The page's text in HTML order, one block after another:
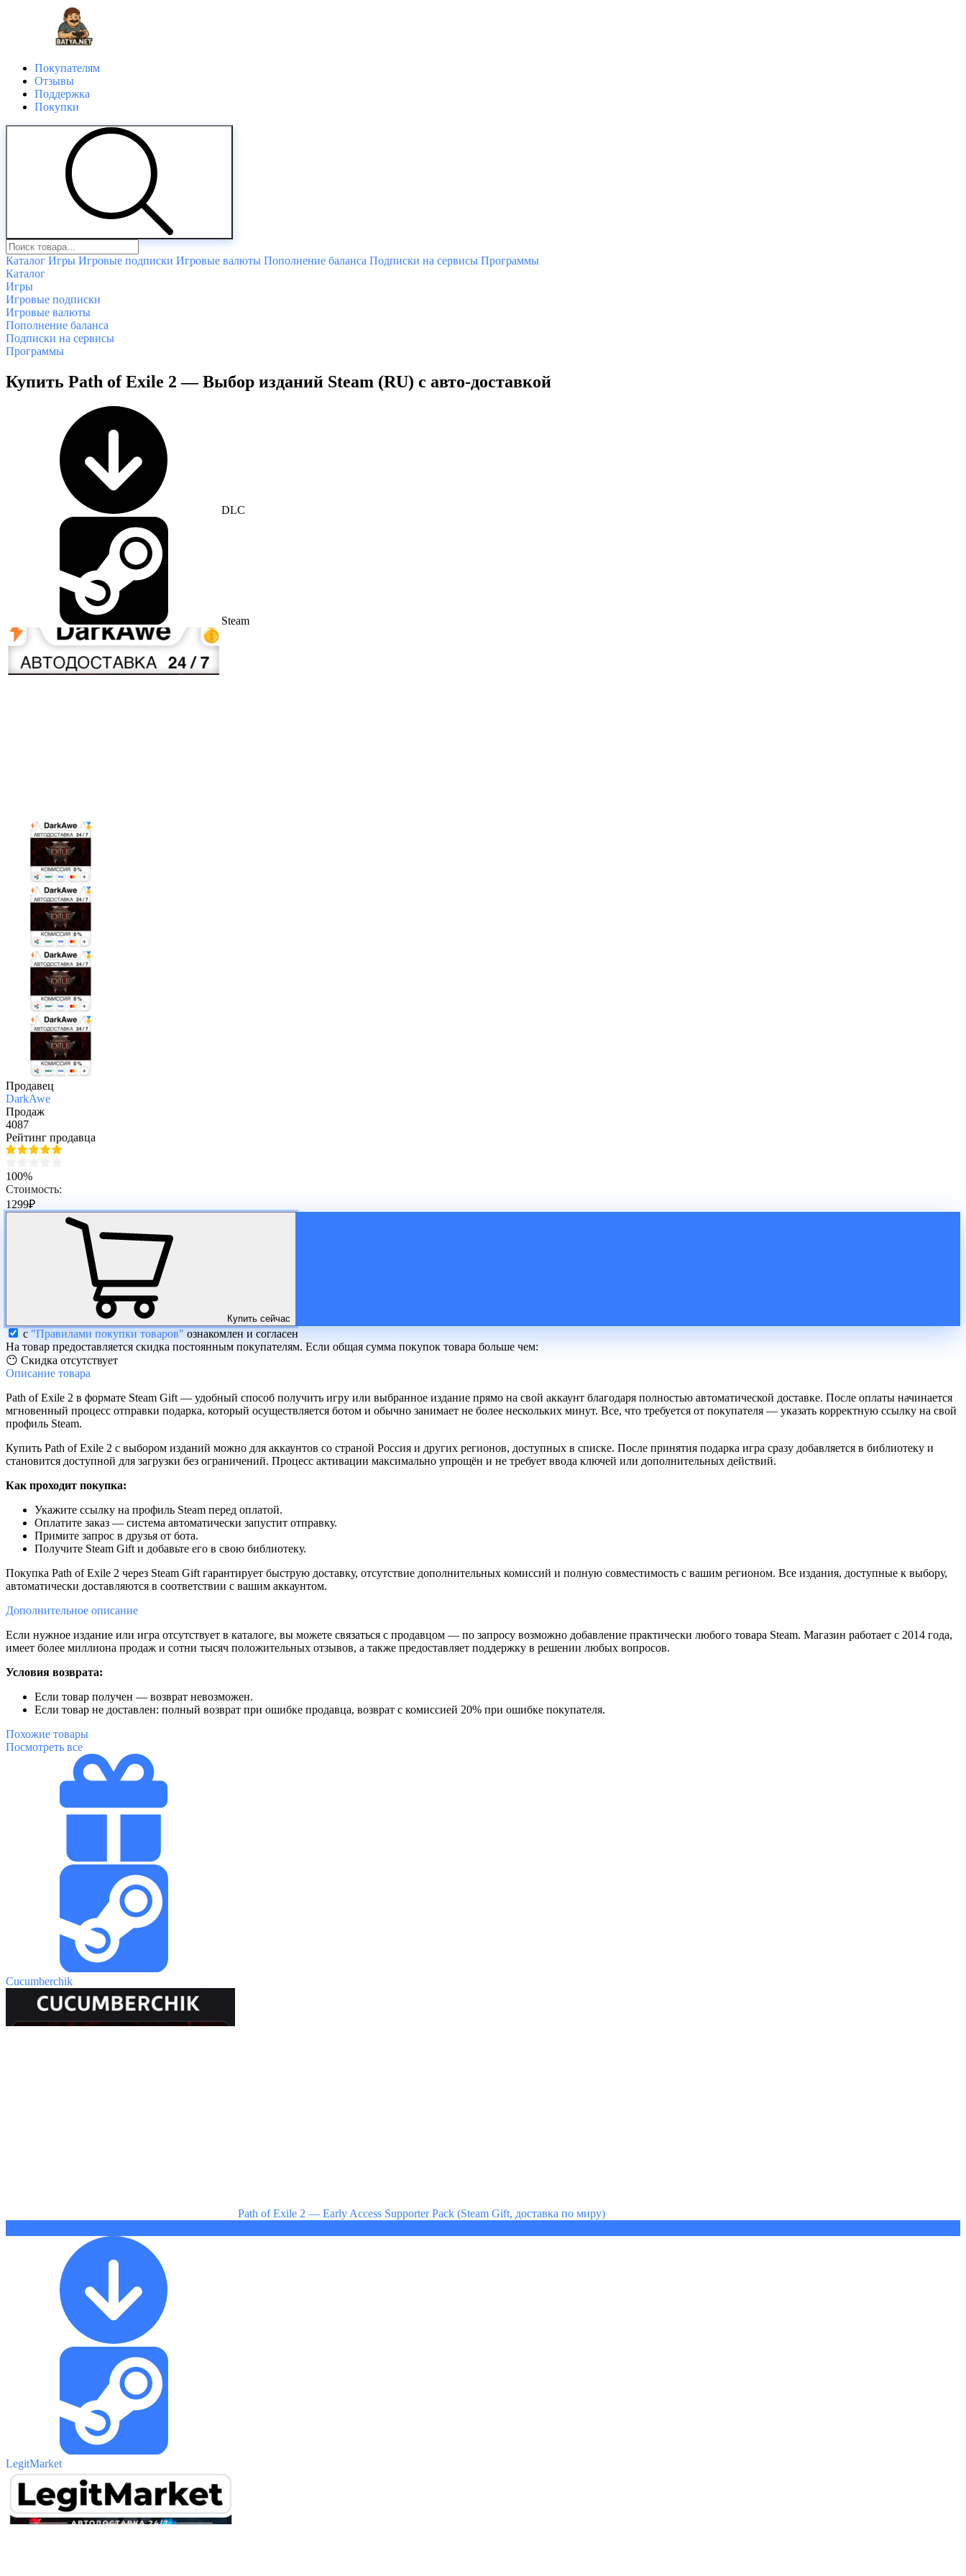
Покупателям
Отзывы
Поддержка
Покупки
Каталог Игры Игровые подписки Игровые валюты Пополнение баланса Подписки на сервисы Программы
Каталог
Игры
Игровые подписки
Игровые валюты
Пополнение баланса
Подписки на сервисы
Программы
Купить Path of Exile 2 — Выбор изданий Steam (RU) с авто-доставкой
DLC
Steam
Продавец
DarkAwe
Продаж
4087
Рейтинг продавца
100%
Стоимость:
1299₽
Купить сейчас
с "Правилами покупки товаров" ознакомлен и согласен
На товар предоставляется скидка постоянным покупателям. Если общая сумма покупок товара больше чем:
😶 Скидка отсутствует
Описание товара
Path of Exile 2 в формате Steam Gift — удобный способ получить игру или выбранное издание прямо на свой аккаунт благодаря полностью автоматической доставке. После оплаты начинается
мгновенный процесс отправки подарка, который осуществляется ботом и обычно занимает не более нескольких минут. Все, что требуется от покупателя — указать корректную ссылку на свой
профиль Steam.
Купить Path of Exile 2 с выбором изданий можно для аккаунтов со страной Россия и других регионов, доступных в списке. После принятия подарка игра сразу добавляется в библиотеку и
становится доступной для загрузки без ограничений. Процесс активации максимально упрощён и не требует ввода ключей или дополнительных действий.
Как проходит покупка:
Укажите ссылку на профиль Steam перед оплатой.
Оплатите заказ — система автоматически запустит отправку.
Примите запрос в друзья от бота.
Получите Steam Gift и добавьте его в свою библиотеку.
Покупка Path of Exile 2 через Steam Gift гарантирует быструю доставку, отсутствие дополнительных комиссий и полную совместимость с вашим регионом. Все издания, доступные к выбору,
автоматически доставляются в соответствии с вашим аккаунтом.
Дополнительное описание
Если нужное издание или игра отсутствует в каталоге, вы можете связаться с продавцом — по запросу возможно добавление практически любого товара Steam. Магазин работает с 2014 года,
имеет более миллиона продаж и сотни тысяч положительных отзывов, а также предоставляет поддержку в решении любых вопросов.
Условия возврата:
Если товар получен — возврат невозможен.
Если товар не доставлен: полный возврат при ошибке продавца, возврат с комиссией 20% при ошибке покупателя.
Похожие товары
Посмотреть все
Cucumberchik
Path of Exile 2 — Early Access Supporter Pack (Steam Gift, доставка по миру)
LegitMarket